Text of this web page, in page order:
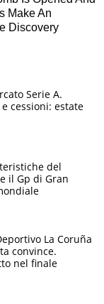
Serie A.
cessioni: estate
del
il Gp di Gran
La Coruña
convince.
nel finale